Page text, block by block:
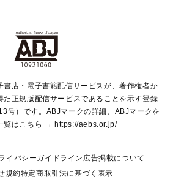
クス
Times Style Magazine
イズ
Cobalt
ART HERITAGE
書店・電子書籍配信サービスが、著作権者か
た正規版配信サービスであることを示す登録
号）です。ABJマークの詳細、ABJマークを
覧はこちら → https://aebs.or.jp/
イバシーガイドライン 広告掲載について
規約特定商取引法に基づく表示